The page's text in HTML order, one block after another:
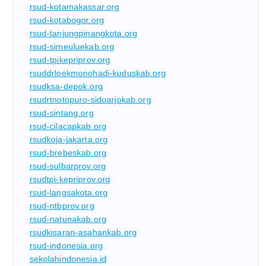
rsud-kotamakassar.org
rsud-kotabogor.org
rsud-tanjungpinangkota.org
rsud-simeuluekab.org
rsud-tpikepriprov.org
rsuddrloekmonohadi-kuduskab.org
rsudksa-depok.org
rsudrtnotopuro-sidoarjokab.org
rsud-sintang.org
rsud-cilacapkab.org
rsudkoja-jakarta.org
rsud-brebeskab.org
rsud-sulbarprov.org
rsudtpi-kepriprov.org
rsud-langsakota.org
rsud-ntbprov.org
rsud-natunakab.org
rsudkisaran-asahankab.org
rsud-indonesia.org
sekolahindonesia.id